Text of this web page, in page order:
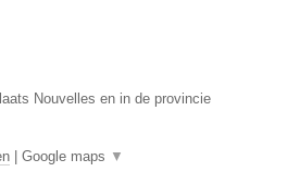
Nouvelles en in de provincie
Google maps ▼